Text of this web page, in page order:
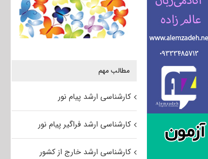
مطالب مهم
کارشناسی ارشد پیام نور
کارشناسی ارشد فراگیر پیام نور
کارشناسی ارشد خارج از کشور